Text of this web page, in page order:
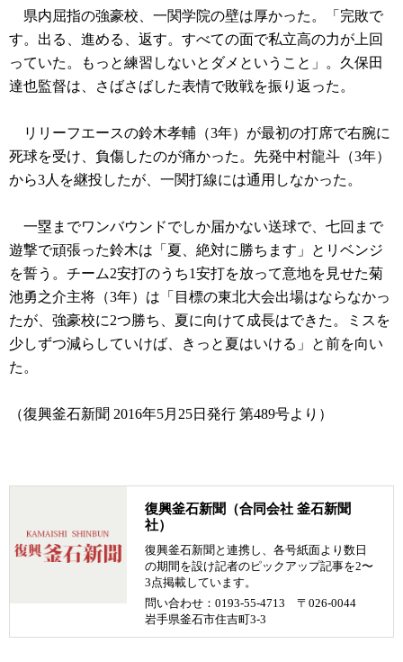
県内屈指の強豪校、一関学院の壁は厚かった。「完敗で
す。出る、進める、返す。すべての面で私立高の力が上回
っていた。もっと練習しないとダメということ」。久保田
達也監督は、さばさばした表情で敗戦を振り返った。
リリーフエースの鈴木孝輔（3年）が最初の打席で右腕に
死球を受け、負傷したのが痛かった。先発中村龍斗（3年）
から3人を継投したが、一関打線には通用しなかった。
一塁までワンバウンドでしか届かない送球で、七回まで
遊撃で頑張った鈴木は「夏、絶対に勝ちます」とリベンジ
を誓う。チーム2安打のうち1安打を放って意地を見せた菊
池勇之介主将（3年）は「目標の東北大会出場はならなかっ
たが、強豪校に2つ勝ち、夏に向けて成長はできた。ミスを
少しずつ減らしていけば、きっと夏はいける」と前を向い
た。
（復興釜石新聞 2016年5月25日発行 第489号より）
復興釜石新聞（合同会社 釜石新聞
社）
復興釜石新聞と連携し、各号紙面より数日
の期間を設け記者のピックアップ記事を2〜
3点掲載しています。
問い合わせ：0193-55-4713 〒026-0044
岩手県釜石市住吉町3-3